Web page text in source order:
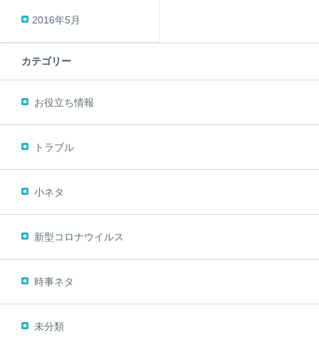
2016年5月
カテゴリー
お役立ち情報
トラブル
小ネタ
新型コロナウイルス
時事ネタ
未分類